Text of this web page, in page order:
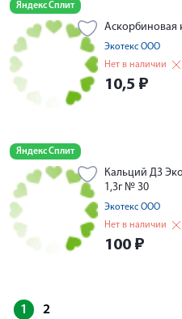
Яндекс Сплит
Аскорбиновая
Экотекс ООО
Нет в наличии
10,5 ₽
Яндекс Сплит
Кальций Д3
1,3г № 30
Экотекс ООО
Нет в наличии
100 ₽
1 2